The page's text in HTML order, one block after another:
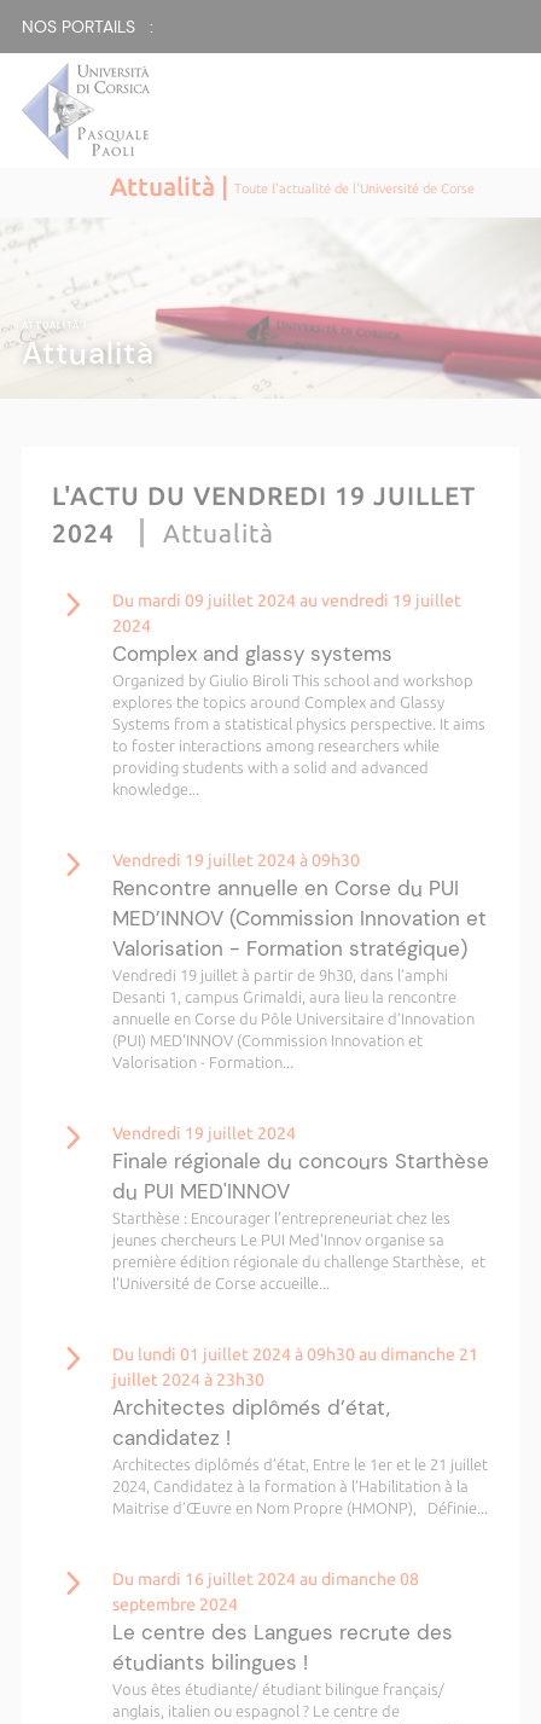
NOS PORTAILS :
Attualità |Toute l'actualité de l'Université de Corse
ATTUALITÀ |
Attualità
L'ACTU DU VENDREDI 19 JUILLET
2024
Attualità
Du mardi 09 juillet 2024 au vendredi 19 juillet
2024
Complex and glassy systems
Organized by Giulio Biroli This school and workshop
explores the topics around Complex and Glassy
Systems from a statistical physics perspective. It aims
to foster interactions among researchers while
providing students with a solid and advanced
knowledge...
Vendredi 19 juillet 2024 à 09h30
Rencontre annuelle en Corse du PUI
MED’INNOV (Commission Innovation et
Valorisation - Formation stratégique)
Vendredi 19 juillet à partir de 9h30, dans l’amphi
Desanti 1, campus Grimaldi, aura lieu la rencontre
annuelle en Corse du Pôle Universitaire d’Innovation
(PUI) MED'INNOV (Commission Innovation et
Valorisation - Formation...
Vendredi 19 juillet 2024
Finale régionale du concours Starthèse
du PUI MED'INNOV
Starthèse : Encourager l'entrepreneuriat chez les
jeunes chercheurs Le PUI Med'Innov organise sa
première édition régionale du challenge Starthèse, et
l'Université de Corse accueille...
Du lundi 01 juillet 2024 à 09h30 au dimanche 21
juillet 2024 à 23h30
Architectes diplômés d’état,
candidatez !
Architectes diplômés d’état, Entre le 1er et le 21 juillet
2024, Candidatez à la formation à l’Habilitation à la
Maitrise d’Œuvre en Nom Propre (HMONP), Définie...
Du mardi 16 juillet 2024 au dimanche 08
septembre 2024
Le centre des Langues recrute des
étudiants bilingues !
Vous êtes étudiante/ étudiant bilingue français/
anglais, italien ou espagnol ? Le centre de